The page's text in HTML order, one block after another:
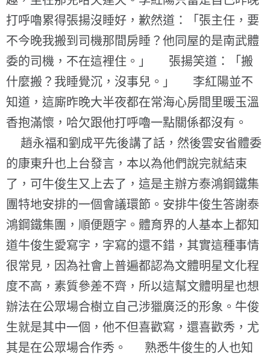
打呼嚕累得張揚沒睡好，歉然道：「張主任，要
不今晚我搬到司機那間房睡？他同屋的是南武體
委的司機，不在這裡住。」 張揚笑道：「搬
什麼搬？我睡覺沉，沒事兒。」 李紅陽並不
知道，這廝昨晚大半夜都在常海心房間里暖玉溫
香抱滿懷，哈欠跟他打呼嚕一點關係都沒有。
趙永福和劉成平先後講了話，然後雲安省體委
的康東升也上台發言，本以為他們說完就結束
了，可牛俊生又上去了，這是主辦方泰鴻鋼鐵集
團特地安排的一個會議環節。安排牛俊生答謝泰
鴻鋼鐵集團，順便題字。體育界的人基本上都知
道牛俊生愛寫字，字寫的還不錯，其實這種事情
很常見，因為社會上普遍都認為文體明星文化程
度不高，素質參差不齊，所以這幫文體明星也想
辦法在公眾場合樹立自己涉獵廣泛的形象。牛俊
生就是其中一個，他不但喜歡寫，還喜歡秀，尤
其是在公眾場合作秀。 熟悉牛俊生的人也知